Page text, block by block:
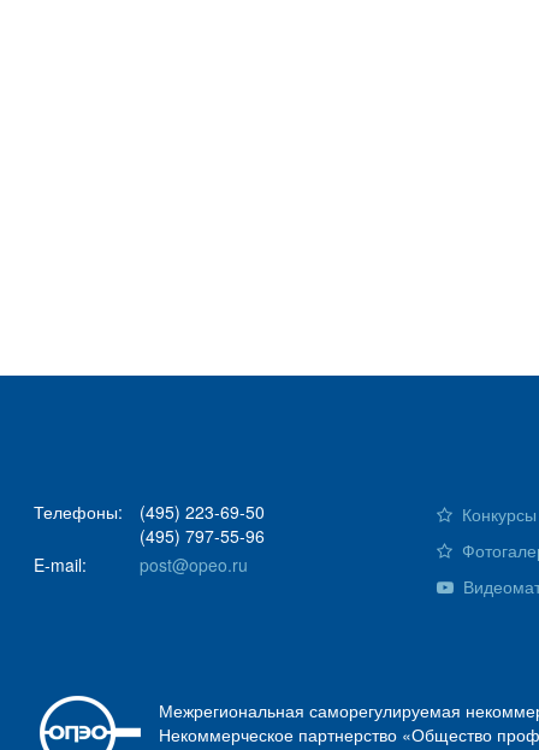
Телефоны:
(495) 223-69-50
(495) 797-55-96
E-mail:
post@opeo.ru
Межрегиональная саморегулируемая
Некоммерческое партнерство «Общество